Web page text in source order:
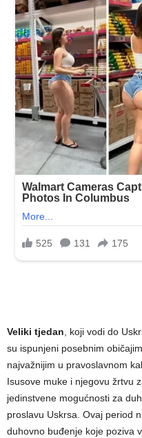
Veliki tjedan, koji vodi do
su ispunjeni posebnim
najvažnijim u pravoslavnom
Isusove muke i njegovu žrtvu
jedinstvene mogućnosti za
proslavu Uskrsa. Ovaj period
duhovno buđenje koje poziva